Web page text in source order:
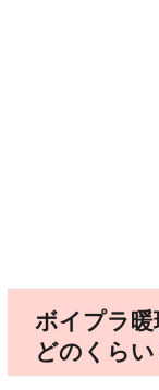
ボイプラ
どのくらい